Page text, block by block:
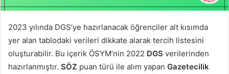
2023 yılında DGS’ye hazırlanacak öğrenciler alt kısımda
yer alan tablodaki verileri dikkate alarak tercih listesini
oluşturabilir. Bu içerik ÖSYM’nin 2022 DGS verilerinden
hazırlanmıştır. SÖZ puan türü ile alım yapan Gazetecilik